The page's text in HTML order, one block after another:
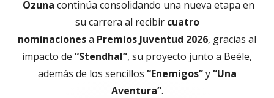
Ozuna continúa consolidando una nueva etapa en
su carrera al recibir cuatro
nominacionesa Premios Juventud 2026, gracias al
impacto de “Stendhal”, su proyecto junto a Beéle,
además de los sencillos “Enemigos”y“Una
Aventura”.